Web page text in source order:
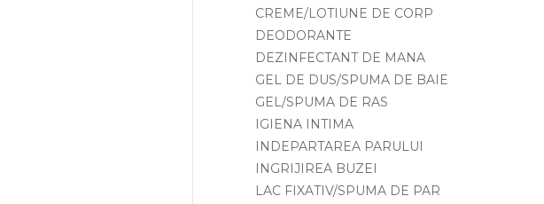
CREME/LOTIUNE DE CORP
DEODORANTE
DEZINFECTANT DE MANA
GEL DE DUS/SPUMA DE BAIE
GEL/SPUMA DE RAS
IGIENA INTIMA
INDEPARTAREA PARULUI
INGRIJIREA BUZEI
LAC FIXATIV/SPUMA DE PAR